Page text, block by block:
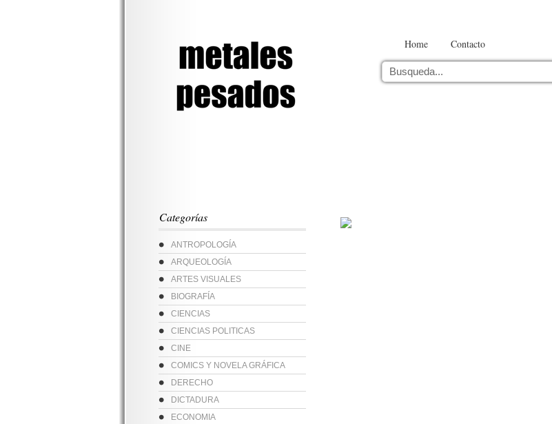
Home Contacto
Categorías
ANTROPOLOGÍA
ARQUEOLOGÍA
ARTES VISUALES
BIOGRAFÍA
CIENCIAS
CIENCIAS POLITICAS
CINE
COMICS Y NOVELA GRÁFICA
DERECHO
DICTADURA
ECONOMIA